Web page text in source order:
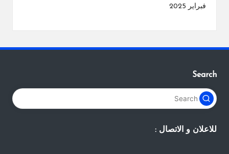
فبراير 2025
Search
للاعلان و الاتصال :